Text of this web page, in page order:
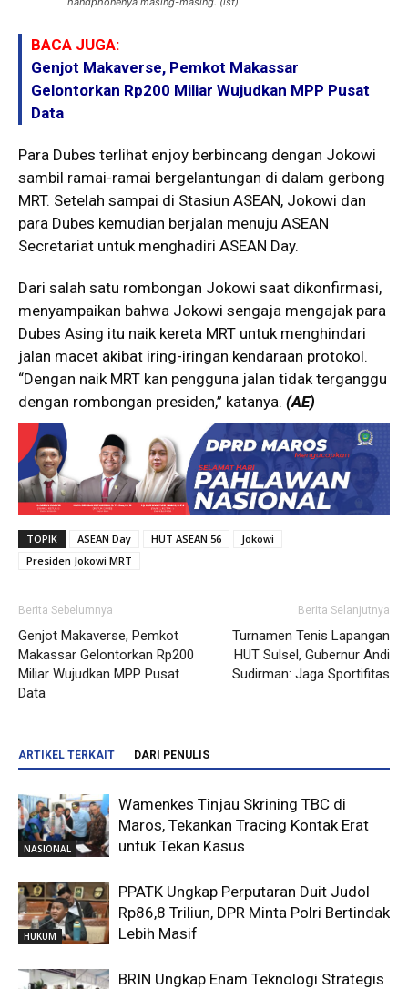
BACA JUGA:
Genjot Makaverse, Pemkot Makassar
Gelontorkan Rp200 Miliar Wujudkan MPP Pusat
Data
Para Dubes terlihat enjoy berbincang dengan Jokowi
sambil ramai-ramai bergelantungan di dalam gerbong
MRT. Setelah sampai di Stasiun ASEAN, Jokowi dan
para Dubes kemudian berjalan menuju ASEAN
Secretariat untuk menghadiri ASEAN Day.
Dari salah satu rombongan Jokowi saat dikonfirmasi,
menyampaikan bahwa Jokowi sengaja mengajak para
Dubes Asing itu naik kereta MRT untuk menghindari
jalan macet akibat iring-iringan kendaraan protokol.
“Dengan naik MRT kan pengguna jalan tidak terganggu
dengan rombongan presiden,” katanya. (AE)
TOPIK ASEAN Day HUT ASEAN 56
Jokowi
Presiden Jokowi MRT
Berita Sebelumnya
Genjot Makaverse, Pemkot
Makassar Gelontorkan Rp200
Miliar Wujudkan MPP Pusat
Data
Berita Selanjutnya
Turnamen Tenis Lapangan
HUT Sulsel, Gubernur Andi
Sudirman: Jaga Sportifitas
ARTIKEL TERKAIT DARI PENULIS
NASIONAL
Wamenkes Tinjau Skrining TBC di
Maros, Tekankan Tracing Kontak Erat
untuk Tekan Kasus
HUKUM
PPATK Ungkap Perputaran Duit Judol
Rp86,8 Triliun, DPR Minta Polri Bertindak
Lebih Masif
BRIN Ungkap Enam Teknologi Strategis